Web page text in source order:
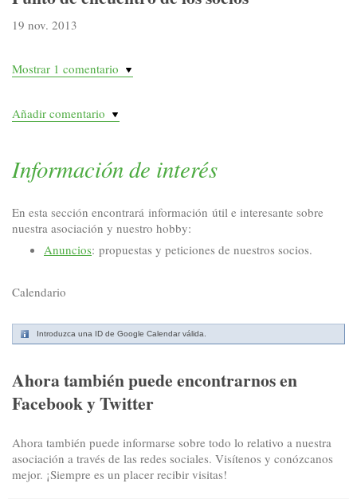
19 nov. 2013
Mostrar 1 comentario
Añadir comentario
Información de interés
En esta sección encontrará información útil e interesante sobre
nuestra asociación y nuestro hobby:
Anuncios: propuestas y peticiones de nuestros socios.
Calendario
Introduzca una ID de Google Calendar válida.
Ahora también puede encontrarnos en
Facebook y Twitter
Ahora también puede informarse sobre todo lo relativo a nuestra
asociación a través de las redes sociales. Visítenos y conózcanos
mejor. ¡Siempre es un placer recibir visitas!